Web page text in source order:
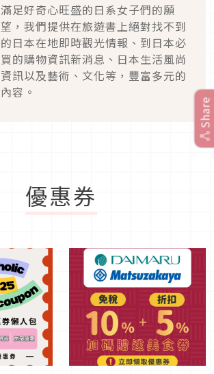
滿足好奇心旺盛的日系女子們的願
望，我們提供在旅遊書上絕對找不到
的日本在地即時觀光情報、到日本必
買的購物資訊新消息、日本生活風尚
資訊以及藝術、文化等，豐富多元的
內容。
優惠券
Share